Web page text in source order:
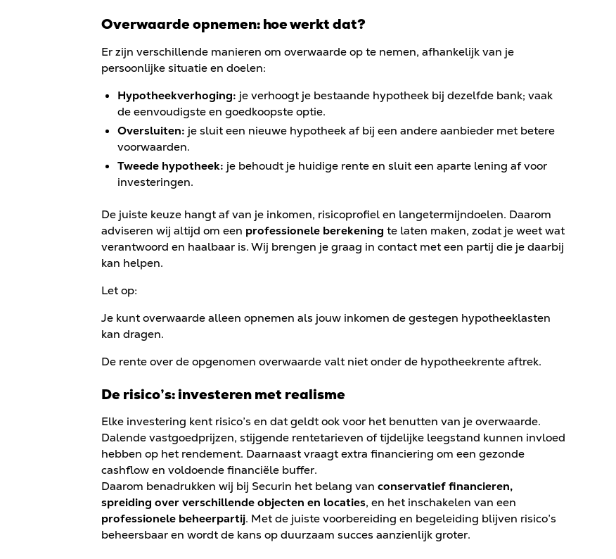
Overwaarde opnemen: hoe werkt dat?
Er zijn verschillende manieren om overwaarde op te nemen, afhankelijk van je
persoonlijke situatie en doelen:
Hypotheekverhoging: je verhoogt je bestaande hypotheek bij dezelfde bank; vaak
de eenvoudigste en goedkoopste optie.
Oversluiten: je sluit een nieuwe hypotheek af bij een andere aanbieder met betere
voorwaarden.
Tweede hypotheek: je behoudt je huidige rente en sluit een aparte lening af voor
investeringen.
De juiste keuze hangt af van je inkomen, risicoprofiel en langetermijndoelen. Daarom
adviseren wij altijd om een professionele berekening te laten maken, zodat je weet wat
verantwoord en haalbaar is. Wij brengen je graag in contact met een partij die je daarbij
kan helpen.
Let op:
Je kunt overwaarde alleen opnemen als jouw inkomen de gestegen hypotheeklasten
kan dragen.
De rente over de opgenomen overwaarde valt niet onder de hypotheekrente aftrek.
De risico’s: investeren met realisme
Elke investering kent risico’s en dat geldt ook voor het benutten van je overwaarde.
Dalende vastgoedprijzen, stijgende rentetarieven of tijdelijke leegstand kunnen invloed
hebben op het rendement. Daarnaast vraagt extra financiering om een gezonde
cashflow en voldoende financiële buffer.
Daarom benadrukken wij bij Securin het belang van conservatief financieren,
spreiding over verschillende objecten en locaties, en het inschakelen van een
professionele beheerpartij. Met de juiste voorbereiding en begeleiding blijven risico’s
beheersbaar en wordt de kans op duurzaam succes aanzienlijk groter.